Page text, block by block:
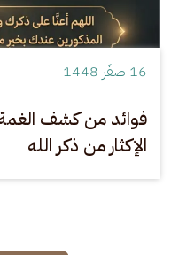
16 صفَر 1448
الإكثار من ذكر الله